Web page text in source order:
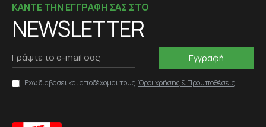
ΚΑΝΤΕ ΤΗΝ ΕΓΓΡΑΦΗ ΣΑΣ ΣΤΟ
NEWSLETTER
Εγγραφή
Έχω διαβάσει και αποδέχομαι τους Όροι χρήσης & Προυποθέσεις